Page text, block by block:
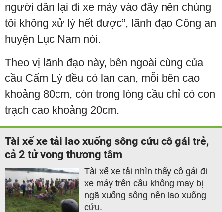
người dân lại đi xe máy vào đây nên chúng
tôi không xử lý hết được”, lãnh đạo Công an
huyện Lục Nam nói.
Theo vị lãnh đạo này, bên ngoài cùng của
cầu Cẩm Lý đều có lan can, mỗi bên cao
khoảng 80cm, còn trong lòng cầu chỉ có con
trạch cao khoảng 20cm.
Tài xế xe tải lao xuống sông cứu cô gái trẻ,
cả 2 tử vong thương tâm
Tài xế xe tải nhìn thấy cô gái đi
xe máy trên cầu không may bị
ngã xuống sông nên lao xuống
cứu.